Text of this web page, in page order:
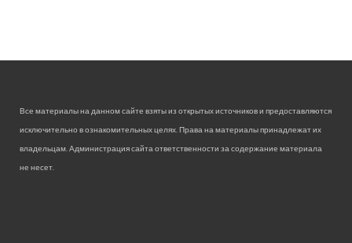
Все материалы на данном сайте взяты из открытых источников и предоставляются
исключительно в ознакомительных целях. Права на материалы принадлежат их
владельцам. Администрация сайта ответственности за содержание материала
не несет.